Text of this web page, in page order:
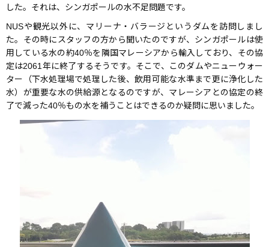
した。それは、シンガポールの水不足問題です。
NUSや観光以外に、マリーナ・バラージというダムを訪問しまし
た。その時にスタッフの方から聞いたのですが、シンガポールは使
用している水の約40％を隣国マレーシアから輸入しており、その協
定は2061年に終了するそうです。そこで、このダムやニューウォー
ター（下水処理場で処理した後、飲用可能な水準まで更に浄化した
水）が重要な水の供給源となるのですが、マレーシアとの協定の終
了で減った40％もの水を補うことはできるのか疑問に思いました。